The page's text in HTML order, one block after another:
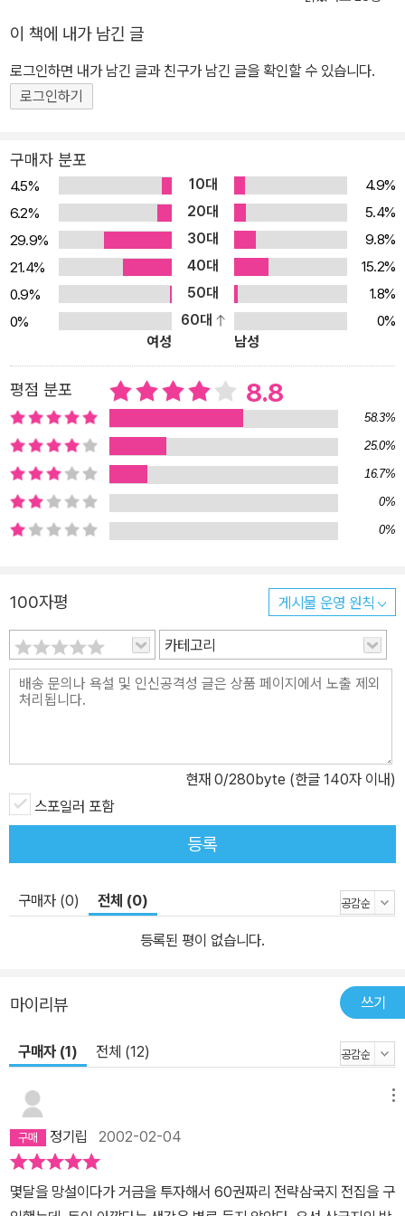
이 책에 내가 남긴 글
로그인하면 내가 남긴 글과 친구가 남긴 글을 확인할 수 있습니다.
로그인하기
구매자 분포
4.5% 10대
4.9%
6.2%
20대
5.4%
29.9%
30대
9.8%
21.4%
40대
15.2%
0.9%
50대
1.8%
0%
60대
0%
여성
남성
평점 분포 8.8
58.3%
25.0%
16.7%
0%
0%
100자평 게시물 운영 원칙
카테고리
현재 0/280byte (한글 140자 이내)
스포일러 포함
등록
구매자 (0) 전체 (0)
등록된 평이 없습니다.
마이리뷰 쓰기
구매자 (1) 전체 (12)
정기립 2002-02-04
몇달을 망설이다가 거금을 투자해서 60권짜리 전략삼국지 전집을 구